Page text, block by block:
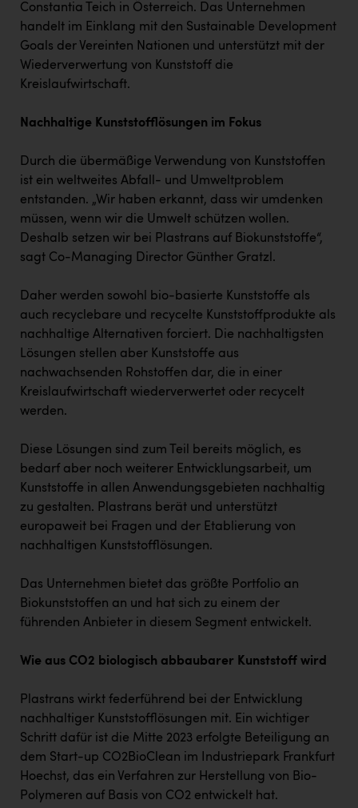
Österreichischer Kachelofenverband
Orlen
Passage Linz
PÜSPÖK
REMAX
RE/MAX Welcome
Resch&Frisch
RUBBLE MASTER
SCHMACHTL GmbH
Schwingshandl - automation technology gmbh
Seher + Partner
TCL
TGW Logistics
TRAILOMAT & Cycling Austria
VERITAS
Vorlagenportal
Wirtschaftskammer OÖ
ZULuft - Zukunft Luft Austria
z.l.ö.
Österreichisches Hebammengremium
Constantia Teich in Österreich. Das Unternehmen
handelt im Einklang mit den Sustainable Development
Goals der Vereinten Nationen und unterstützt mit der
Wiederverwertung von Kunststoff die
Kreislaufwirtschaft.
Nachhaltige Kunststofflösungen im Fokus
Durch die übermäßige Verwendung von Kunststoffen
ist ein weltweites Abfall- und Umweltproblem
entstanden. „Wir haben erkannt, dass wir umdenken
müssen, wenn wir die Umwelt schützen wollen.
Deshalb setzen wir bei Plastrans auf Biokunststoffe“,
sagt Co-Managing Director Günther Gratzl.
Daher werden sowohl bio-basierte Kunststoffe als
auch recyclebare und recycelte Kunststoffprodukte als
nachhaltige Alternativen forciert. Die nachhaltigsten
Lösungen stellen aber Kunststoffe aus
nachwachsenden Rohstoffen dar, die in einer
Kreislaufwirtschaft wiederverwertet oder recycelt
werden.
Diese Lösungen sind zum Teil bereits möglich, es
bedarf aber noch weiterer Entwicklungsarbeit, um
Kunststoffe in allen Anwendungsgebieten nachhaltig
zu gestalten. Plastrans berät und unterstützt
europaweit bei Fragen und der Etablierung von
nachhaltigen Kunststofflösungen.
Das Unternehmen bietet das größte Portfolio an
Biokunststoffen an und hat sich zu einem der
führenden Anbieter in diesem Segment entwickelt.
Wie aus CO2 biologisch abbaubarer Kunststoff wird
Plastrans wirkt federführend bei der Entwicklung
nachhaltiger Kunststofflösungen mit. Ein wichtiger
Schritt dafür ist die Mitte 2023 erfolgte Beteiligung an
dem Start-up CO2BioClean im Industriepark Frankfurt
Hoechst, das ein Verfahren zur Herstellung von Bio-
Polymeren auf Basis von CO2 entwickelt hat.